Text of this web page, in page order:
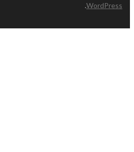
WordPress
.